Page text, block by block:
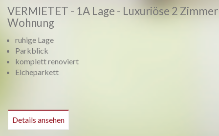
Vorheriges Weiter
VERMIETET - 1A Lage - Luxuriöse 2 Zimmer
Wohnung
ruhige Lage
Parkblick
komplett renoviert
Eicheparkett
Details ansehen